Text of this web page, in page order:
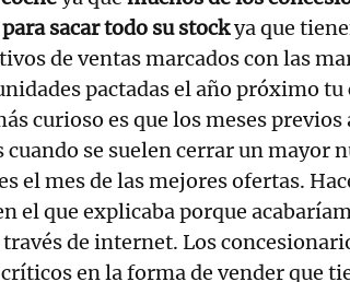
sacar todo su stockya que
de ventas marcados con las
pactadas el año próximo
curioso es que los meses previos
cuando se suelen cerrar un mayor
el mes de las mejores ofertas.
el que explicaba porque
través de internet. Los
en la forma de vender que